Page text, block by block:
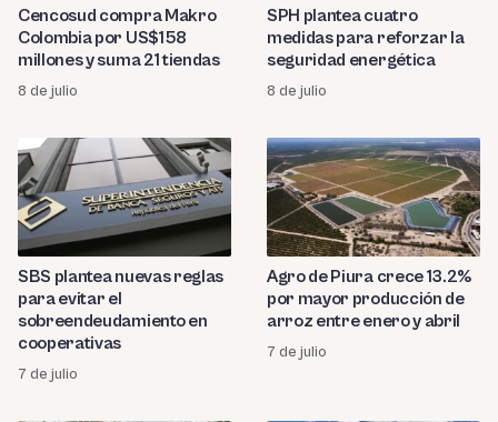
Cencosud compra Makro
Colombia por US$158
millones y suma 21 tiendas
8 de julio
SPH plantea cuatro
medidas para reforzar la
seguridad energética
8 de julio
SBS plantea nuevas reglas
para evitar el
sobreendeudamiento en
cooperativas
7 de julio
Agro de Piura crece 13.2%
por mayor producción de
arroz entre enero y abril
7 de julio